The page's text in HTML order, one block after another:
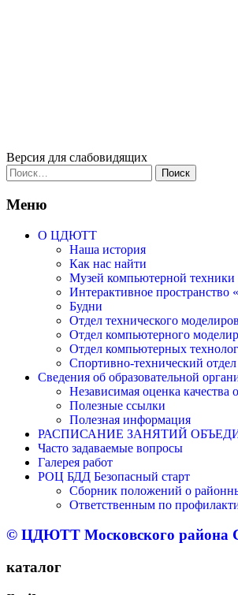
Версия для слабовидящих
Найти:
Меню
О ЦДЮТТ
Наша история
Как нас найти
Музей компьютерной техники
Интерактивное
Будни
Отдел технического
Отдел компьютерного
Отдел компьютерных
Спортивно-технический отдел
Сведения об образовательной
Независимая оценка качества
Полезные ссылки
Полезная информация
РАСПИСАНИЕ ЗАНЯТИЙ
Часто задаваемые вопросы
Галерея работ
РОЦ БДД Безопасный старт
Сборник положений о
Ответственным по
© ЦДЮТТ Московского района
каталог